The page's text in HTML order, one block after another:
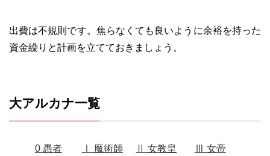
出費は不規則です。焦らなくても良いように余裕を持った
資金繰りと計画を立てておきましょう。
大アルカナ一覧
0 愚者 Ⅰ 魔術師 Ⅱ 女教皇 Ⅲ 女帝